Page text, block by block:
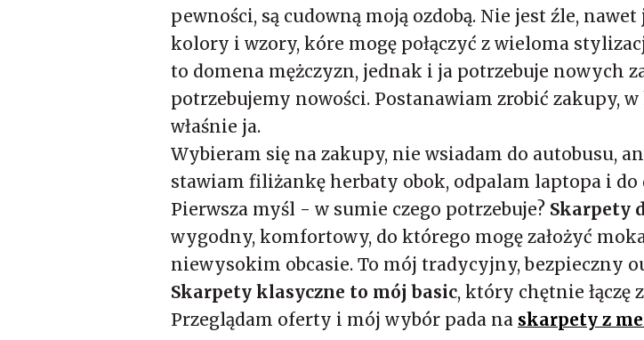
pewności, są cudowną moją ozdobą. Nie jest źle,
kolory i wzory, kóre mogę połączyć z wieloma
to domena mężczyzn, jednak i ja potrzebuje nowych
potrzebujemy nowości. Postanawiam zrobić zakupy,
właśnie ja.
Wybieram się na zakupy, nie wsiadam do autobusu,
stawiam filiżankę herbaty obok, odpalam laptopa i do
Pierwsza myśl - w sumie czego potrzebuje? Skarpety
wygodny, komfortowy, do którego mogę założyć
niewysokim obcasie. To mój tradycyjny, bezpieczny
Skarpety klasyczne to mój basic, który chętnie łączę
Przeglądam oferty i mój wybór pada na skarpety z